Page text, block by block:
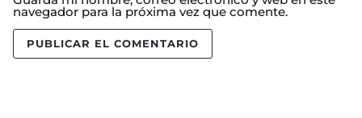
navegador para la próxima vez que comente.